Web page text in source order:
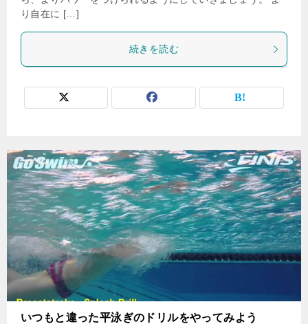
り自在に […]
続きを読む
いつもと違った平泳ぎのドリルをやってみよう